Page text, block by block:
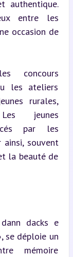
authentique.
entre les
occasion de
concours
les ateliers
rurales,
jeunes
par les
ainsi, souvent
la beauté de
dacks e
se déploie un
mémoire